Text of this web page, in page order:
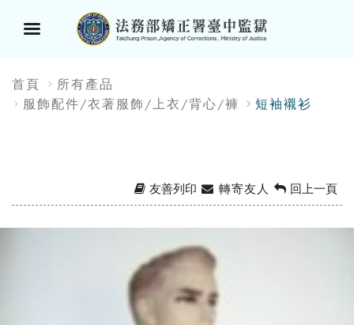
單
首頁
所有產品
服飾配件/衣著服飾/上衣/背心/褲
短袖襯衫
友善列印 轉寄友人 回上一頁